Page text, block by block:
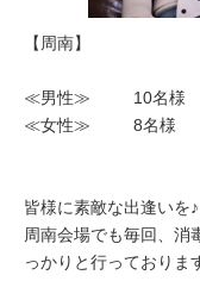
【周南】
≪男性≫ 10名様
≪女性≫ 8名様
皆様に素敵な出逢いを♪
周南会場でも毎回、消
っかりと行っておりま